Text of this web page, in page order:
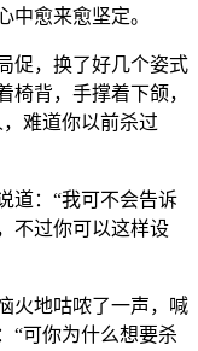
中愈来愈坚定。
促，换了好几个姿式
椅背，手撑着下颌，
难道你以前杀过
道：“我可不会告诉
不过你可以这样设
火地咕哝了一声，喊
“可你为什么想要杀